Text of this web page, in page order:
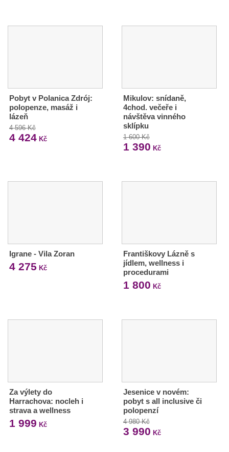
Pobyt v Polanica Zdrój:
polopenze, masáž i
lázeň
4 596 Kč
4 424 Kč
Mikulov: snídaně,
4chod. večeře i
návštěva vinného
sklípku
1 600 Kč
1 390 Kč
Igrane - Vila Zoran
4 275 Kč
Františkovy Lázně s
jídlem, wellness i
procedurami
1 800 Kč
Za výlety do
Harrachova: nocleh i
strava a wellness
1 999 Kč
Jesenice v novém:
pobyt s all inclusive či
polopenzí
4 980 Kč
3 990 Kč